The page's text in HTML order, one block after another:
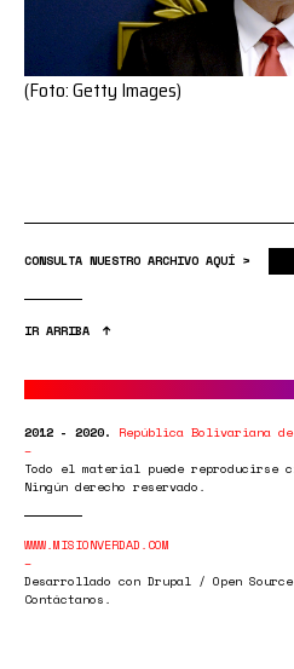
(Foto: Getty Images)
CONSULTA NUESTRO ARCHIVO AQUÍ >
IR ARRIBA
2012 - 2020. República Bolivariana de
Todo el material puede reproducirse
Ningún derecho reservado.
WWW.MISIONVERDAD.COM
Desarrollado con Drupal / Open
Contáctanos.